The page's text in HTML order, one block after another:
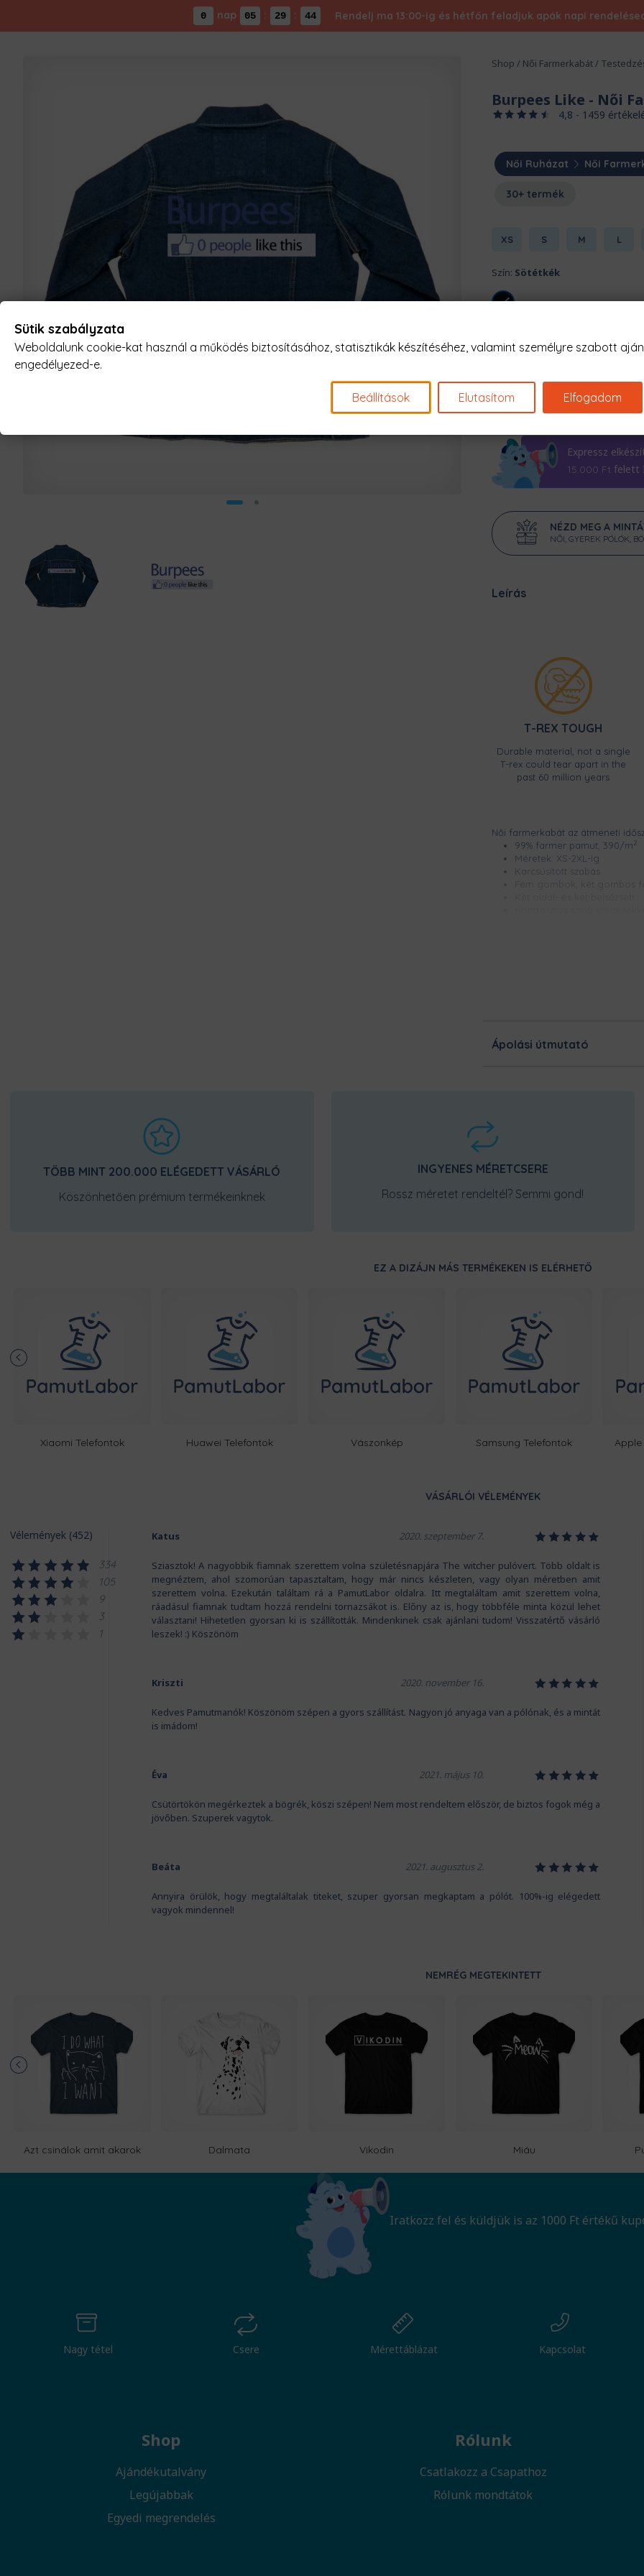
0 nap 05 : 29 : 43 Rendelj ma 13:00-ig és hétfőn feladjuk apák napi
Shop / Női Farmerkabát/
Burpees Like - Női
4,8 - 1459
Női Ruházat Női
30+ termék
XS S M L
Szín: Sötétkék
19990 Ft
Expressz
15.000 Ft felett
NÉZD MEG A
NŐI, GYEREK PÓLÓK,
Leírás
T-REX TOUGH
Durable material, not a single
T-rex could tear apart in the
past 60 million years
Női farmerkabát az átmeneti
99% farmer pamut, 390/m 2
Méretek: XS-2XL-ig
Karcsúsított szabás
Ezt a terméket a
legnagyobb
Ápolási útmutató
TÖBB MINT 200.000 ELÉGEDETT VÁSÁRLÓ
Köszönhetően prémium termékeinknek
INGYENES MÉRETCSERE
Rossz méretet rendeltél? Semmi gond!
EZ A DIZÁJN MÁS TERMÉKEKEN IS ELÉRHETŐ
Xiaomi Telefontok Huawei Telefontok Vászonkép Samsung Telefontok Apple
VÁSÁRLÓI VÉLEMÉNYEK
Vélemények (452)
334
105
9
3
1
Katus 2020. szeptember 7. 12345
Sziasztok! A nagyobbik fiamnak szerettem volna születésnapjára The witcher pulóvert. Több oldalt is
megnéztem, ahol szomorúan tapasztaltam, hogy már nincs készleten, vagy olyan méretben amit
szerettem volna. Ezekután találtam rá a PamutLabor oldalra. Itt megtaláltam amit szerettem volna,
ráadásul fiamnak tudtam hozzá rendelni tornazsákot is. Előny az is, hogy többféle minta közül lehet
választani! Hihetetlen gyorsan ki is szállították. Mindenkinek csak ajánlani tudom! Visszatértő vásárló
leszek! :) Köszönöm
Kriszti 2020. november 16. 12345
Kedves Pamutmanók! Köszönöm szépen a gyors szállítást. Nagyon jó anyaga van a pólónak, és a mintát
is imádom!
Éva 2021. május 10. 12345
Csütörtökön megérkeztek a bögrék, köszi szépen! Nem most rendeltem először, de biztos fogok még a
jövőben. Szuperek vagytok.
Beáta 2021. augusztus 2. 12345
Annyira örülök, hogy megtaláltalak titeket, szuper gyorsan megkaptam a pólót. 100%-ig elégedett
vagyok mindennel!
NEMRÉG MEGTEKINTETT
Azt csinálok amit akarok Dalmata Vikodin Miáu
Iratkozz fel és küldjük is az 1000 Ft értékű
Nagy tétel Csere Mérettáblázat Kapcsolat
Shop
Ajándékutalvány
Legújabbak
Egyedi megrendelés
Rólunk
Csatlakozz a Csapathoz
Rólunk mondtátok
Sütik szabályzata
Weboldalunk cookie-kat használ a működés biztosításához, statisztikák készítéséhez, valamint személyre szabott
engedélyezed-e.
Beállítások Elutasítom Elfogadom